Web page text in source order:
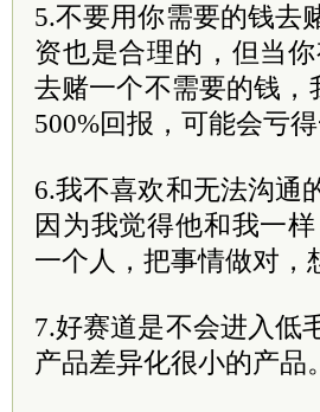
5.不要用你需要的钱去
资也是合理的，但当
去赌一个不需要的钱，
500%回报，可能会亏
6.我不喜欢和无法沟通
因为我觉得他和我一
一个人，把事情做对，
7.好赛道是不会进入低
产品差异化很小的产品。